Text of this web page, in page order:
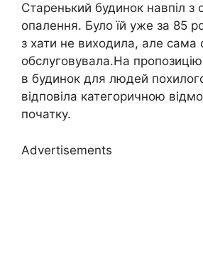
Старенький будинок навпіл з
опалення. Було їй уже за 85
з хати не виходила, але сама
обслуговувала.На пропозицію
в будинок для людей
відповіла категоричною
початку.
Advertisements